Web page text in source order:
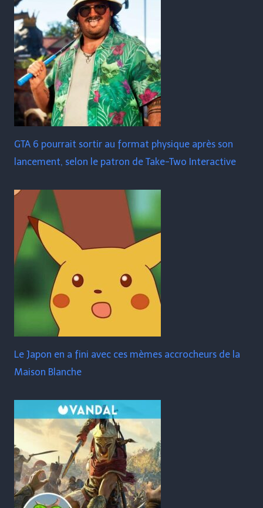
GTA 6 pourrait sortir au format physique après son
lancement, selon le patron de Take-Two Interactive
Le Japon en a fini avec ces mèmes accrocheurs de la
Maison Blanche